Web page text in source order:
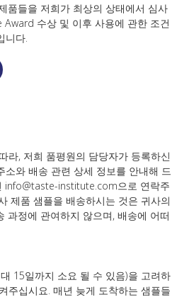
품들을 저희가 최상의 상태에서 심사
수상 및 이후 사용에 관한 조건
니다.
라, 저희 품평원의 담당자가 등록하신
와 배송 관련 상세 정보를 안내해 드
info@taste-institute.com으로 연락주
제품 샘플을 배송하시는 것은 귀사의
과정에 관여하지 않으며, 배송에 어떠
15일까지 소요 될 수 있음)을 고려하
주십시요. 매년 늦게 도착하는 샘플들